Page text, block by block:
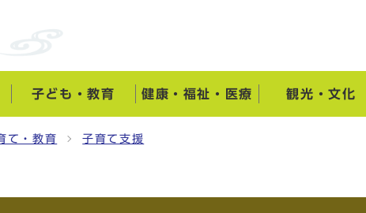
子ども・教育 健康・福祉・医療 観光・文化
て・教育 子育て支援